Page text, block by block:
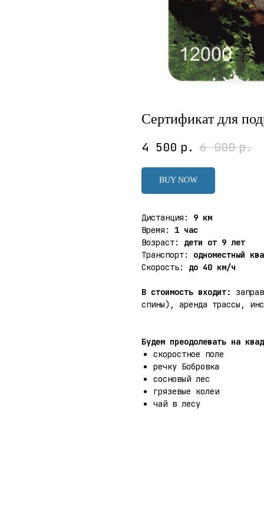
Сертификат для
4 500 р. 6 000 р.
BUY NOW
Дистанция:
9 км
Время: 1 час
Возраст: дети от 9 лет
Транспорт: одноместный
Скорость: до 40 км/ч
В стоимость входит:
спины), аренда трассы,
Будем преодолевать на
скоростное поле
речку Бобровка
сосновый лес
грязевые колеи
чай в лесу